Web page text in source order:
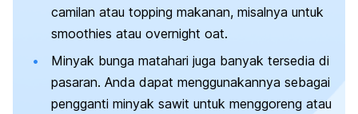
camilan atau topping makanan, misalnya untuk
smoothies atau overnight oat.
Minyak bunga matahari juga banyak tersedia di
pasaran. Anda dapat menggunakannya sebagai
pengganti minyak sawit untuk menggoreng atau